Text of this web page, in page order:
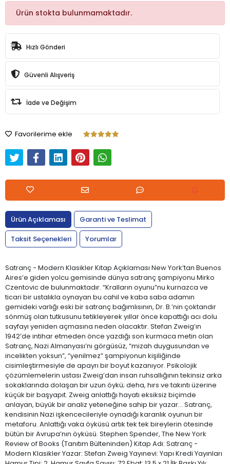
Ürün stokta bulunmamaktadır.
Hızlı Gönderi
Güvenli Alışveriş
İade ve Değişim
Favorilerime ekle
Ürün Açıklaması
Garanti ve Teslimat
Taksit Seçenekleri
Yorumlar
Satranç - Modern Klasikler Kitap Açıklaması New York’tan Buenos
Aires’e giden yolcu gemisinde dünya satranç şampiyonu Mirko
Czentovic de bulunmaktadır. “Kralların oyunu”nu kurnazca ve
ticari bir ustalıkla oynayan bu cahil ve kaba saba adamın
gemideki varlığı eski bir satranç bağımlısının, Dr. B.’nin çoktandır
sönmüş olan tutkusunu tetikleyerek yıllar önce kapattığı acı dolu
sayfayı yeniden açmasına neden olacaktır. Stefan Zweig’ın
1942’de intihar etmeden önce yazdığı son kurmaca metin olan
Satranç, Nazi Almanyası’nı görgüsüz, “mizah duygusundan ve
incelikten yoksun”, “yenilmez” şampiyonun kişiliğinde
cisimleştirmesiyle de apayrı bir boyut kazanıyor. Psikolojik
çözümlemelerin ustası Zweig’dan insan ruhsallığının tekinsiz arka
sokaklarında dolaşan bir uzun öykü; deha, hırs ve takıntı üzerine
küçük bir başyapıt. Zweig anlattığı hayatı eksiksiz biçimde
anlayan, büyük bir analiz yeteneğine sahip bir yazar… Satranç,
kendisinin Nazi işkencecileriyle oynadığı karanlık oyunun bir
metaforu. Anlattığı vaka öyküsü artık tek tek bireylerin ötesinde
bütün bir Avrupa’nın öyküsü. Stephen Spender, The New York
Review of Books (Tanıtım Bülteninden) Kitap Adı: Satranç -
Modern Klasikler Yazar: Stefan Zweig Yayınevi: Yapı Kredi Yayınları